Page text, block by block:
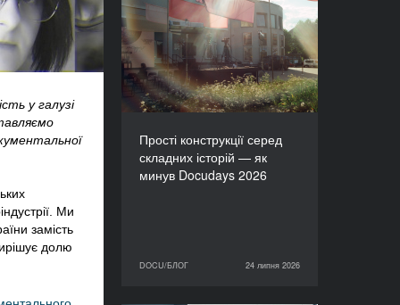
у галузі
Ми
замість
долю
Прості конструкції серед
складних історій — як
минув Docudays 2026
DOCU/БЛОГ 24 липня 2026
Прості конструкції серед
складних історій — як
минув Docudays 2026
DOCU/БЛОГ
24 липня 2026